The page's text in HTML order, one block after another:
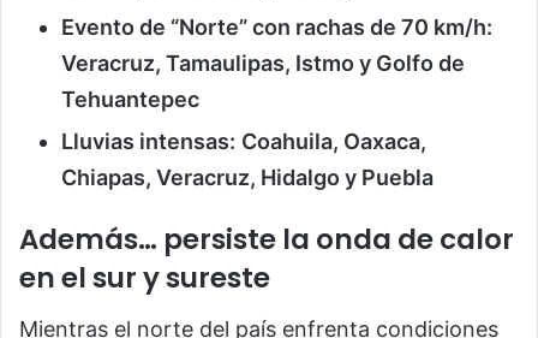
Evento de “Norte” con rachas de 70 km/h:
Veracruz, Tamaulipas, Istmo y Golfo de
Tehuantepec
Lluvias intensas: Coahuila, Oaxaca,
Chiapas, Veracruz, Hidalgo y Puebla
Además… persiste la onda de calor
en el sur y sureste
Mientras el norte del país enfrenta condiciones